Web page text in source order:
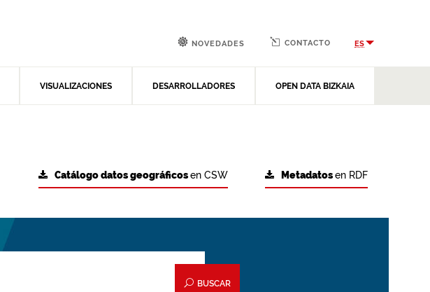
VISUALIZACIONES DESARROLLADORES OPEN DATA BIZKAIA
NOVEDADES CONTACTO ES
Metadatosen RDF
Catálogo datos geográficosen CSW
BUSCAR